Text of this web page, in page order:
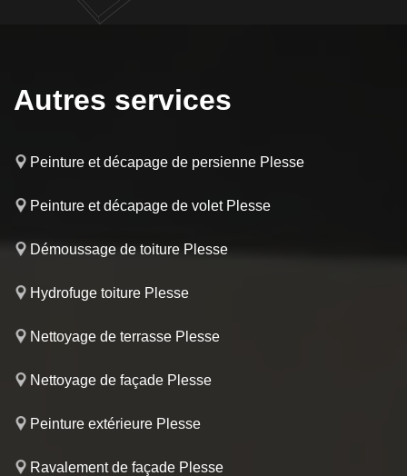
Autres services
Peinture et décapage de persienne Plesse
Peinture et décapage de volet Plesse
Démoussage de toiture Plesse
Hydrofuge toiture Plesse
Nettoyage de terrasse Plesse
Nettoyage de façade Plesse
Peinture extérieure Plesse
Ravalement de façade Plesse